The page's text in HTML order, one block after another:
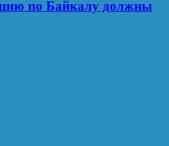
по Байкалу должны